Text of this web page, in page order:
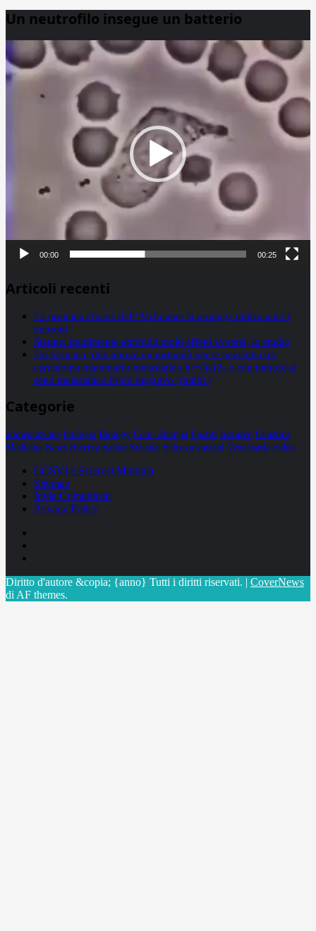
Un neutrofilo insegue un batterio
Player
00:00 00:25
Articoli recenti
La proteina chiave dell’Alzheimer si propaga utilizzando i
neuroni
Statine: inutilmente attribuiti molti effetti avversi, lo studio
Un farmaco, due nuove opportunità per le pazienti con
carcinoma mammario metastatico hr+/her2- e con tumore al
seno metastatico triplo negativo (mtnbc)
Categorie
alimentazione biologia Biology Com. Stampa Epatiti featured Genetica
Medicina News Ricerca Salute Science Scienza vaccini Veterinaria video
CCSVI e Sclerosi Multipla
Sitemap
Invia Comunicati
Privacy Policy
Diritto d'autore &copia; {anno} Tutti i diritti riservati. | CoverNews
di AF themes.